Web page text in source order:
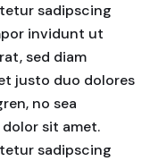
sadipscing
invidunt ut
sed diam
justo duo dolores
no sea
sit amet.
sadipscing